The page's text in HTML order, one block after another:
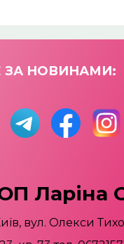
ЗА НОВИНАМИ:
Ларіна
вул. Олекси